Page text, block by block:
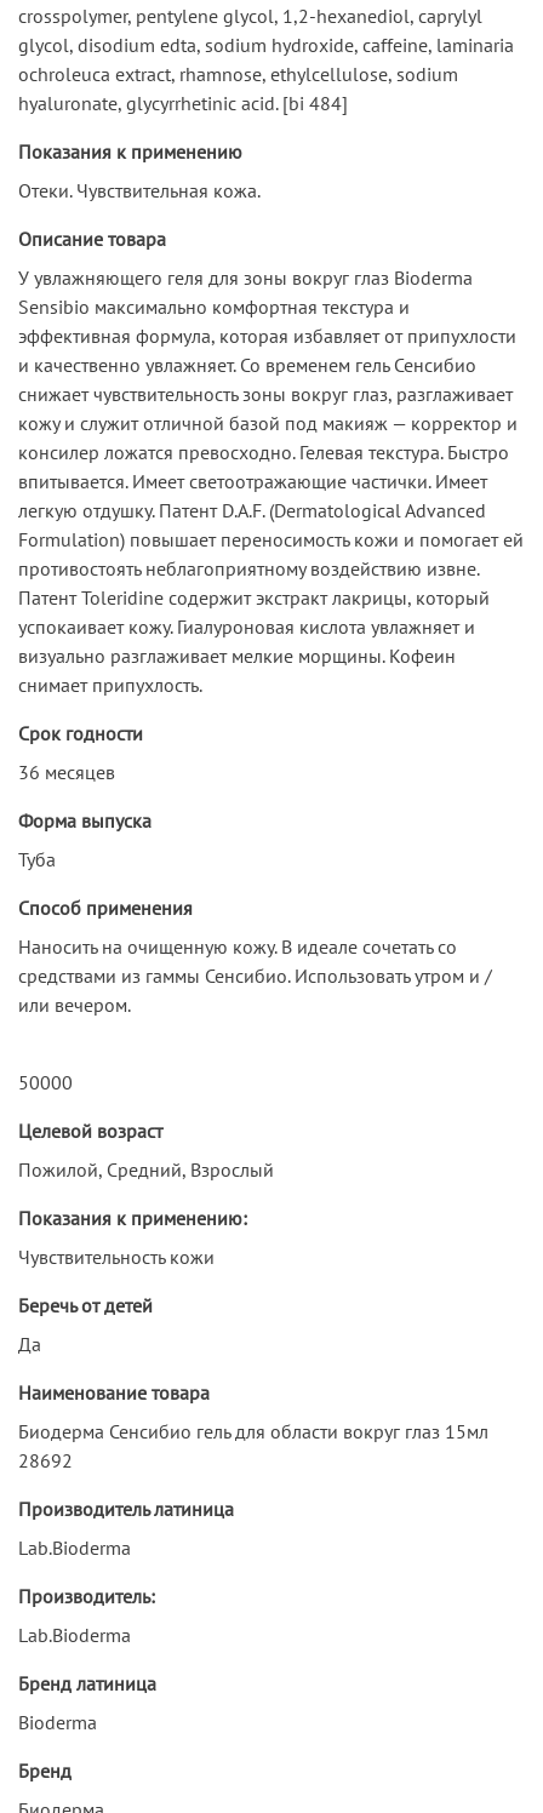
crosspolymer, pentylene glycol, 1,2-hexanediol, caprylyl
glycol, disodium edta, sodium hydroxide, caffeine, laminaria
ochroleuca extract, rhamnose, ethylcellulose, sodium
hyaluronate, glycyrrhetinic acid. [bi 484]
Показания к применению
Отеки. Чувствительная кожа.
Описание товара
У увлажняющего геля для зоны вокруг глаз Bioderma
Sensibio максимально комфортная текстура и
эффективная формула, которая избавляет от припухлости
и качественно увлажняет. Со временем гель Сенсибио
снижает чувствительность зоны вокруг глаз, разглаживает
кожу и служит отличной базой под макияж — корректор и
консилер ложатся превосходно. Гелевая текстура. Быстро
впитывается. Имеет светоотражающие частички. Имеет
легкую отдушку. Патент D.A.F. (Dermatological Advanced
Formulation) повышает переносимость кожи и помогает ей
противостоять неблагоприятному воздействию извне.
Патент Toleridine содержит экстракт лакрицы, который
успокаивает кожу. Гиалуроновая кислота увлажняет и
визуально разглаживает мелкие морщины. Кофеин
снимает припухлость.
Срок годности
36 месяцев
Форма выпуска
Туба
Способ применения
Наносить на очищенную кожу. В идеале сочетать со
средствами из гаммы Сенсибио. Использовать утром и /
или вечером.
50000
Целевой возраст
Пожилой, Средний, Взрослый
Показания к применению:
Чувствительность кожи
Беречь от детей
Да
Наименование товара
Биодерма Сенсибио гель для области вокруг глаз 15мл
28692
Производитель латиница
Lab.Bioderma
Производитель:
Lab.Bioderma
Бренд латиница
Bioderma
Бренд